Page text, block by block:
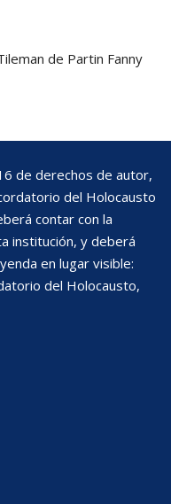
de Partin Fanny
de derechos de autor,
del Holocausto
contar con la
institución, y deberá
en lugar visible:
del Holocausto,